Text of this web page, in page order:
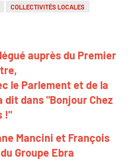
COLLECTIVITÉS LOCALES
auprès du Premier
le Parlement et de la
dans "Bonjour Chez
!"
Mancini et François
Groupe Ebra